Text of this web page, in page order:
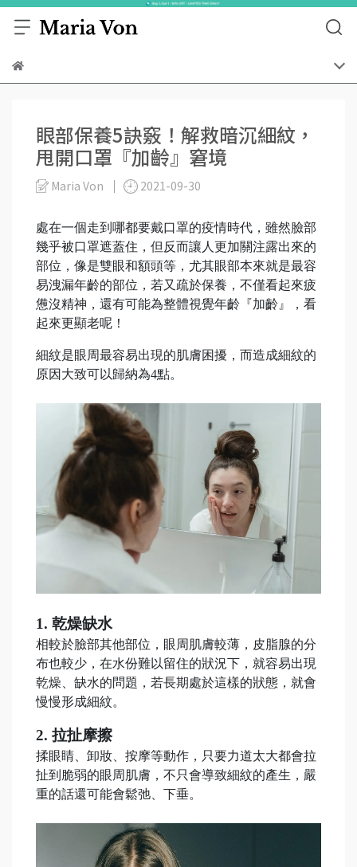
眼部保養5訣竅！解救暗沉細紋，
甩開口罩『加齡』窘境
Maria Von 2021-09-30
處在一個走到哪都要戴口罩的疫情時代，雖然臉部
幾乎被口罩遮蓋住，但反而讓人更加關注露出來的
部位，像是雙眼和額頭等，尤其眼部本來就是最容
易洩漏年齡的部位，若又疏於保養，不僅看起來疲
憊沒精神，還有可能為整體視覺年齡『加齡』，看
起來更顯老呢！
細紋是眼周最容易出現的肌膚困擾，而造成細紋的
原因大致可以歸納為4點。
1. 乾燥缺水
相較於臉部其他部位，眼周肌膚較薄，皮脂腺的分
布也較少，在水份難以留住的狀況下，就容易出現
乾燥、缺水的問題，若長期處於這樣的狀態，就會
慢慢形成細紋。
2. 拉扯摩擦
揉眼睛、卸妝、按摩等動作，只要力道太大都會拉
扯到脆弱的眼周肌膚，不只會導致細紋的產生，嚴
重的話還可能會鬆弛、下垂。